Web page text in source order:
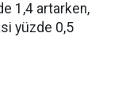
1,4 artarken,
yüzde 0,5